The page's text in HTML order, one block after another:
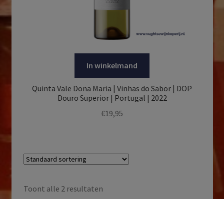
In winkelmand
Quinta Vale Dona Maria | Vinhas do Sabor | DOP
Douro Superior | Portugal | 2022
€19,95
Toont alle 2 resultaten